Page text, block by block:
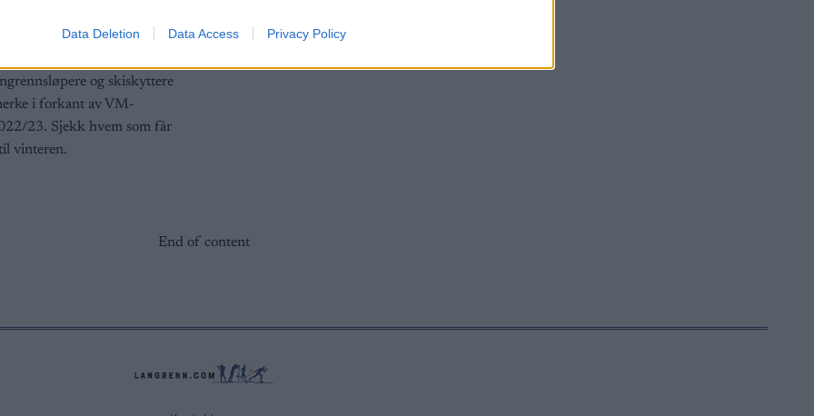
Data Deletion Data Access Privacy Policy
og skiskyttere
i forkant av VM-
23. Sjekk hvem som får
vinteren.
End of content